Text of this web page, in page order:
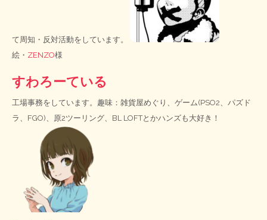
て周知・反対活動をしています。
絵・ ZENZO様
すわろーている
工場事務をしています。趣味：雑貨屋めぐり、ゲーム(PSO2、パズド
ラ、FGO)、原2ツーリング、BL LOFTとかハンズも大好き！